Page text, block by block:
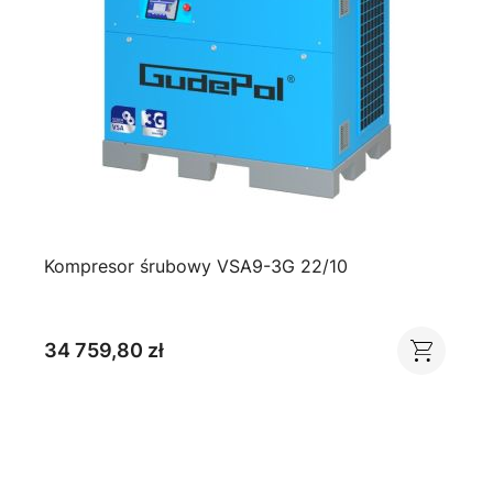
Kompresor śrubowy VSA9-3G 22/10
34 759,80 zł